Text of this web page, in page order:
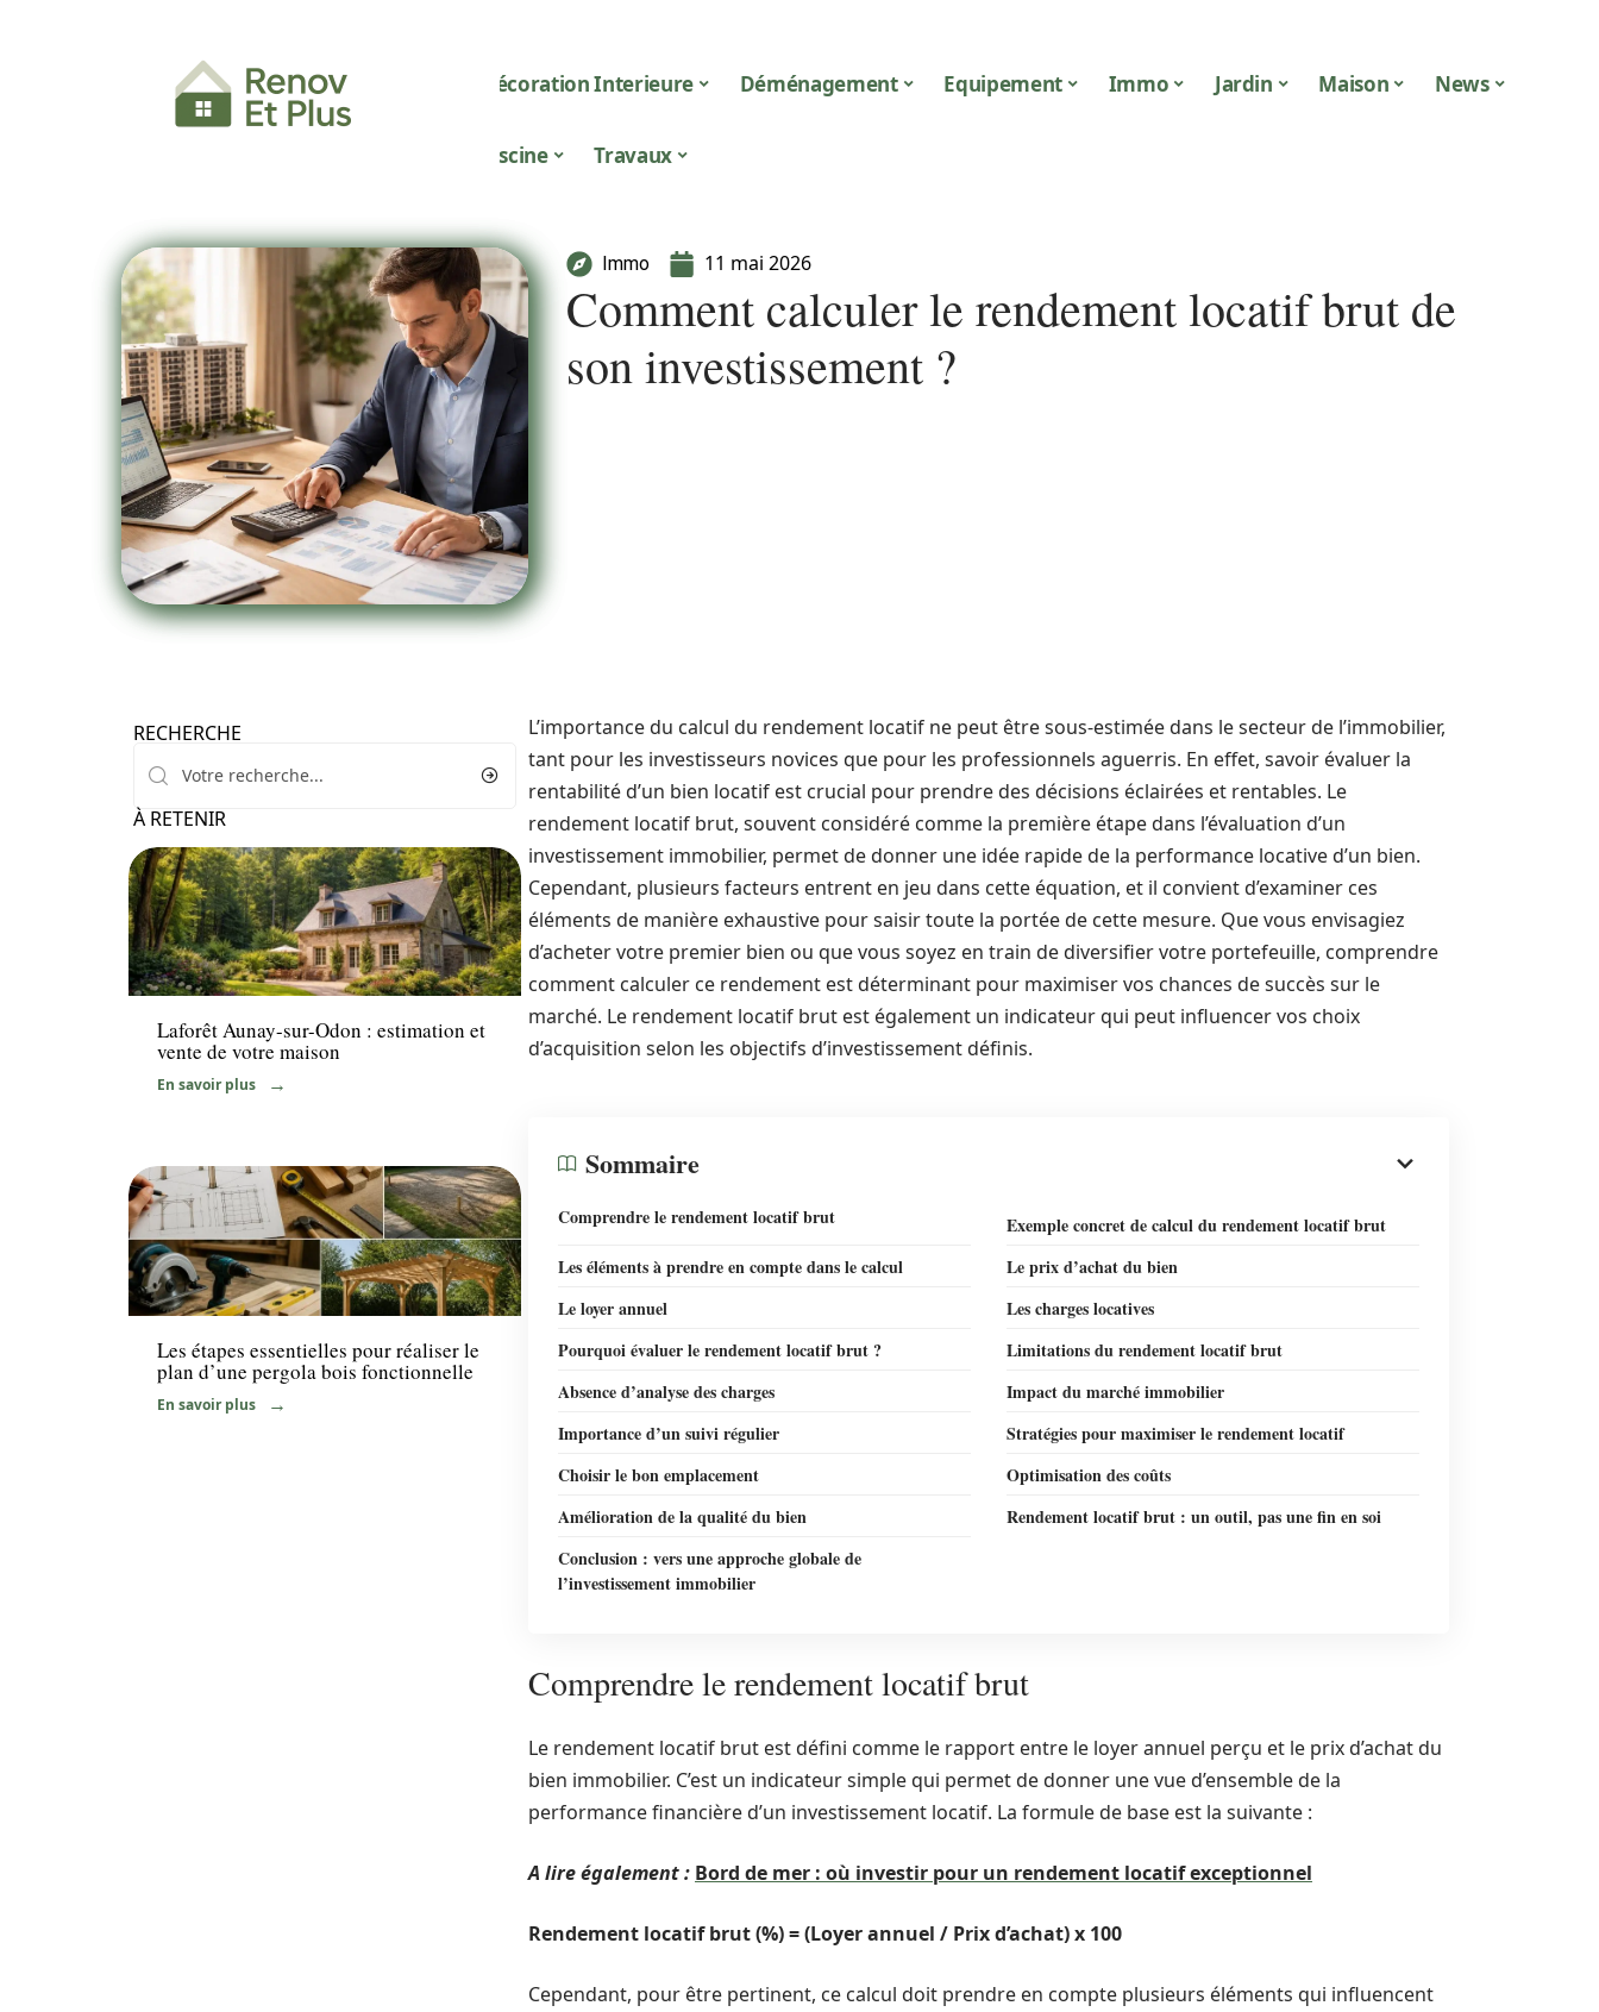
Décoration Interieure Déménagement Equipement Immo Jardin Maison News
Piscine Travaux
Immo 11 mai 2026
Comment calculer le rendement locatif brut de
son investissement ?
RECHERCHE
À RETENIR
Immo
Laforêt Aunay-sur-Odon : estimation et
vente de votre maison
En savoir plus
Travaux
Les étapes essentielles pour réaliser le
plan d’une pergola bois fonctionnelle
En savoir plus
L’importance du calcul du rendement locatif ne peut être sous-estimée dans le secteur de l’immobilier,
tant pour les investisseurs novices que pour les professionnels aguerris. En effet, savoir évaluer la
rentabilité d’un bien locatif est crucial pour prendre des décisions éclairées et rentables. Le
rendement locatif brut, souvent considéré comme la première étape dans l’évaluation d’un
investissement immobilier, permet de donner une idée rapide de la performance locative d’un bien.
Cependant, plusieurs facteurs entrent en jeu dans cette équation, et il convient d’examiner ces
éléments de manière exhaustive pour saisir toute la portée de cette mesure. Que vous envisagiez
d’acheter votre premier bien ou que vous soyez en train de diversifier votre portefeuille, comprendre
comment calculer ce rendement est déterminant pour maximiser vos chances de succès sur le
marché. Le rendement locatif brut est également un indicateur qui peut influencer vos choix
d’acquisition selon les objectifs d’investissement définis.
Sommaire
Comprendre le rendement locatif brut
Exemple concret de calcul du rendement locatif brut
Les éléments à prendre en compte dans le calcul
Le prix d’achat du bien
Le loyer annuel
Les charges locatives
Pourquoi évaluer le rendement locatif brut ?
Limitations du rendement locatif brut
Absence d’analyse des charges
Impact du marché immobilier
Importance d’un suivi régulier
Stratégies pour maximiser le rendement locatif
Choisir le bon emplacement
Optimisation des coûts
Amélioration de la qualité du bien
Rendement locatif brut : un outil, pas une fin en soi
Conclusion : vers une approche globale de
l’investissement immobilier
Comprendre le rendement locatif brut
Le rendement locatif brut est défini comme le rapport entre le loyer annuel perçu et le prix d’achat du
bien immobilier. C’est un indicateur simple qui permet de donner une vue d’ensemble de la
performance financière d’un investissement locatif. La formule de base est la suivante :
A lire également : Bord de mer : où investir pour un rendement locatif exceptionnel
Rendement locatif brut (%) = (Loyer annuel / Prix d’achat) x 100
Cependant, pour être pertinent, ce calcul doit prendre en compte plusieurs éléments qui influencent